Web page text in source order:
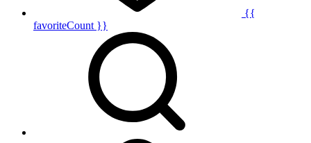
{{
favoriteCount }}